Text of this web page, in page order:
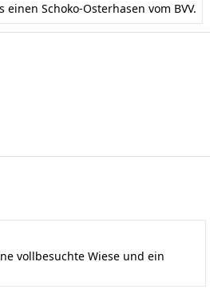
Schoko-Osterhasen vom BVV.
vollbesuchte Wiese und ein